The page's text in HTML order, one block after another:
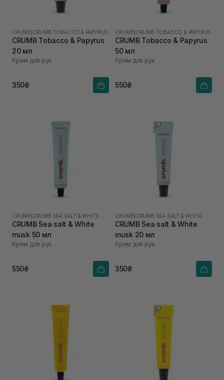
CRUMB CRUMB TOBACCO & PAPYRUS
CRUMB Tobacco & Papyrus
20 мл
Крем для рук
350₴
CRUMB CRUMB TOBACCO & PAPYRUS
CRUMB Tobacco & Papyrus
50 мл
Крем для рук
550₴
CRUMB
CRUMB Sea salt & White
musk 50 мл
Крем для рук
550₴
CRUMB
CRUMB Sea salt & White
musk 20 мл
Крем для рук
350₴